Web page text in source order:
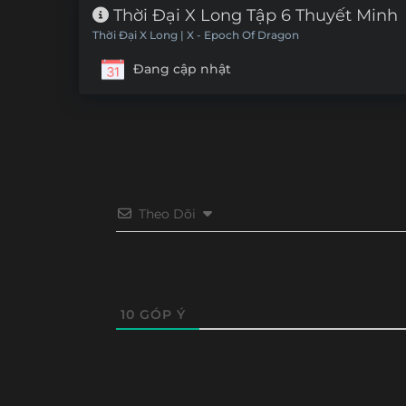
Thời Đại X Long Tập 6 Thuyết Minh
Thời Đại X Long | X - Epoch Of Dragon
Đang cập nhật
Theo Dõi
10 GÓP Ý